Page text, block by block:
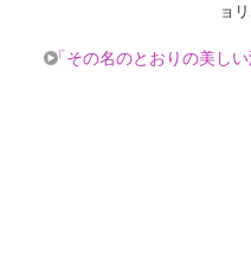
ョ
「その名のとおりの美し